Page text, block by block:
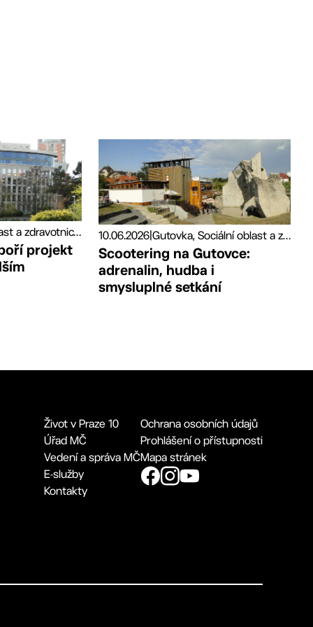
Sociální oblast a zdravotnictví, Tiskové zprávy
projekt
10.06.2026| Gutovka, Sociální oblast a zdravotnictví, Sport
Scootering na Gutovce:
adrenalin, hudba i
smysluplné setkání
Život v Praze 10
Úřad MČ
Vedení a správa MČ
E-služby
Kontakty
Ochrana osobních údajů
Prohlášení o přístupnosti
Mapa stránek